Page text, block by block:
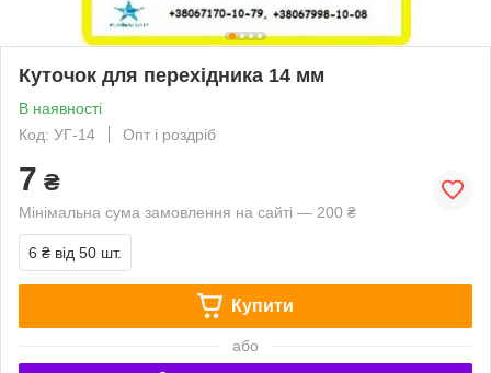
Куточок для перехідника 14 мм
В наявності
Код: УГ-14
Опт і роздріб
7 ₴
Мінімальна сума замовлення на сайті — 200 ₴
6 ₴ від 50 шт.
Купити
або